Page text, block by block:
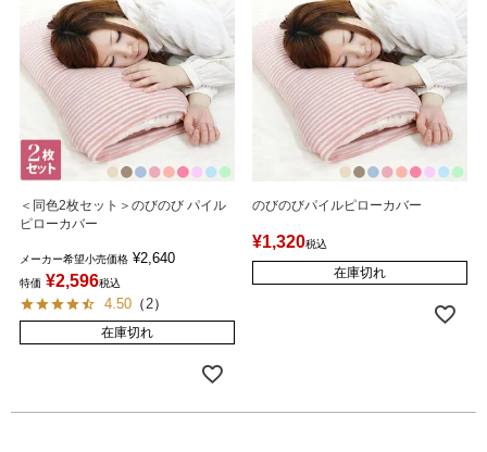
＜同色2枚セット＞のびのび パイル
ピローカバー
メーカー希望小売価格 ¥2,640
特価 ¥2,596税込
4.50 （ 2）
在庫切れ
のびのびパイルピローカバー
¥1,320税込
在庫切れ